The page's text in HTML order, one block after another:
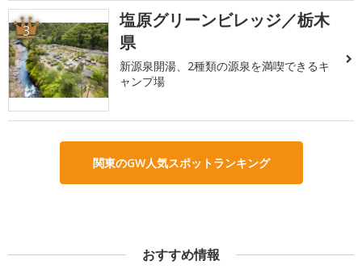
3
塩原グリーンビレッジ／栃木
県
新源泉開湯、2種類の源泉を満喫できるキ
ャンプ場
関東のGW人気スポットランキング
おすすめ情報